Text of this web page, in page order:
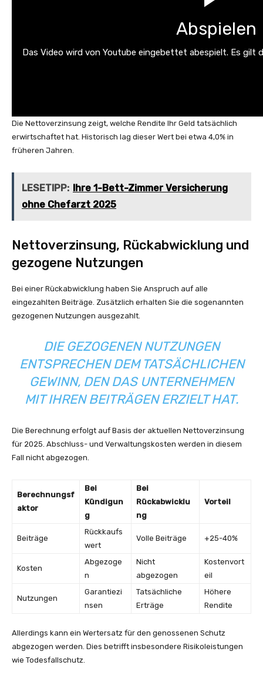
Abspielen
Das Video wird von Youtube eingebettet abespielt. Es gilt
Die Nettoverzinsung zeigt, welche Rendite Ihr Geld tatsächlich
erwirtschaftet hat. Historisch lag dieser Wert bei etwa 4,0% in
früheren Jahren.
LESETIPP: Ihre 1-Bett-Zimmer Versicherung
ohne Chefarzt 2025
Nettoverzinsung, Rückabwicklung und
gezogene Nutzungen
Bei einer Rückabwicklung haben Sie Anspruch auf alle
eingezahlten Beiträge. Zusätzlich erhalten Sie die sogenannten
gezogenen Nutzungen ausgezahlt.
DIE GEZOGENEN NUTZUNGEN
ENTSPRECHEN DEM TATSÄCHLICHEN
GEWINN, DEN DAS UNTERNEHMEN
MIT IHREN BEITRÄGEN ERZIELT HAT.
Die Berechnung erfolgt auf Basis der aktuellen Nettoverzinsung
für 2025. Abschluss- und Verwaltungskosten werden in diesem
Fall nicht abgezogen.
Berechnungsf
aktor
Bei
Kündigun
g
Bei
Rückabwicklu
ng
Vorteil
Beiträge
Rückkaufs
wert
Volle Beiträge +25-40%
Kosten
Abgezoge
n
Nicht
abgezogen
Kostenvort
eil
Nutzungen
Garantiezi
nsen
Tatsächliche
Erträge
Höhere
Rendite
Allerdings kann ein Wertersatz für den genossenen Schutz
abgezogen werden. Dies betrifft insbesondere Risikoleistungen
wie Todesfallschutz.